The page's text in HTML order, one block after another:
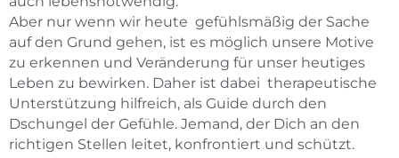
Aber nur wenn wir heute gefühlsmäßig der Sache
auf den Grund gehen, ist es möglich unsere Motive
zu erkennen und Veränderung für unser heutiges
Leben zu bewirken. Daher ist dabei therapeutische
Unterstützung hilfreich, als Guide durch den
Dschungel der Gefühle. Jemand, der Dich an den
richtigen Stellen leitet, konfrontiert und schützt.